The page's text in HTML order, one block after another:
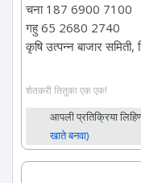
चना 187 6900 7100
गहु 65 2680 2740
कृषि उत्पन्न बाजार समिती,
शेतकरी तितुका एक एक!
आपली प्रतिक्रिया
खाते बनवा)